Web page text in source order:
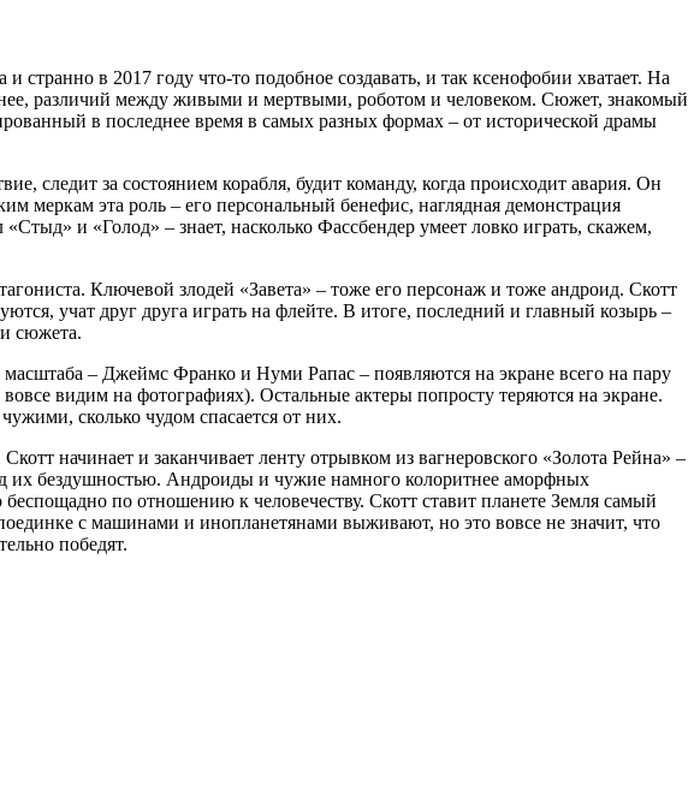
странно в 2017 году что-то подобное создавать, и так ксенофобии хватает. На
различий между живыми и мертвыми, роботом и человеком. Сюжет, знакомый
в последнее время в самых разных формах – от исторической драмы
следит за состоянием корабля, будит команду, когда происходит авария. Он
меркам эта роль – его персональный бенефис, наглядная демонстрация
и «Голод» – знает, насколько Фассбендер умеет ловко играть, скажем,
Ключевой злодей «Завета» – тоже его персонаж и тоже андроид. Скотт
учат друг друга играть на флейте. В итоге, последний и главный козырь –
сюжета.
– Джеймс Франко и Нуми Рапас – появляются на экране всего на пару
видим на фотографиях). Остальные актеры попросту теряются на экране.
сколько чудом спасается от них.
начинает и заканчивает ленту отрывком из вагнеровского «Золота Рейна» –
их бездушностью. Андроиды и чужие намного колоритнее аморфных
по отношению к человечеству. Скотт ставит планете Земля самый
с машинами и инопланетянами выживают, но это вовсе не значит, что
победят.